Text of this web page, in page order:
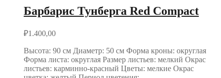
Барбарис Тунберга Red Compact
₽1.400,00
Высота: 90 см Диаметр: 50 см Форма кроны: округлая
Форма листа: округлая Размер листьев: мелкий Окрас
листьев: карминно-красный Цветы: мелкие Окрас